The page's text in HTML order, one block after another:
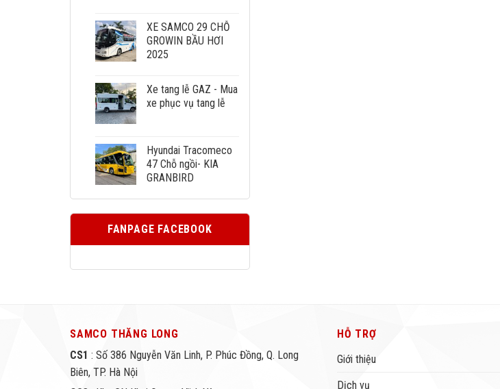
XE SAMCO 29 CHỖ
GROWIN BẦU HƠI
2025
Xe tang lễ GAZ - Mua
xe phục vụ tang lễ
Hyundai Tracomeco
47 Chỗ ngồi- KIA
GRANBIRD
FANPAGE FACEBOOK
SAMCO THĂNG LONG
CS1 : Số 386 Nguyễn Văn Linh, P. Phúc Đồng, Q. Long
Biên, TP. Hà Nội
HỖ TRỢ
Giới thiệu
Dịch vụ